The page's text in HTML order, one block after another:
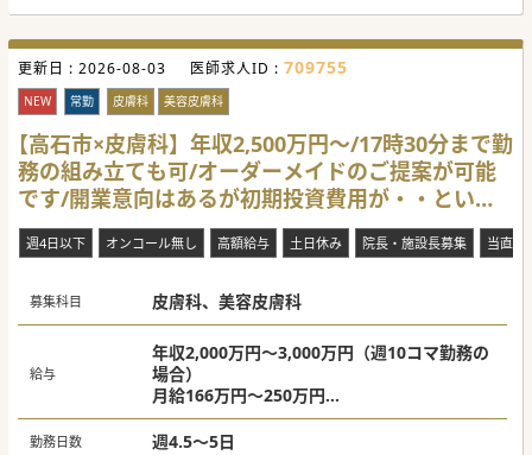
【職場環境と雰囲気】
■法人の代表者が「まずはお会いしてみたい」と積極的に面
談に同席されますので、「一度話を聞いてみたい」という先
生も気軽にお問い合わせください。
■「新たなチャレンジをしてみたい」「バリバリ働いて稼ぎ
たい」「メスを置いて外来でのご勤務をお考え」等、先生が
実現させたい働き方をお聞かせください。
■人々の暮らしの中に医療モールを設計することをコンセプ
トにされており、近隣にはスーパーや商業施設もございます
ので、昼食や勤務後のお買い物にも便利な立地です。マイカ
ー通勤も可能です。
【やりがい】
■人事業務や労務管理、経理や総務、プロモーション等の業
■先生1人ひとりに合わせ、オーダーメイドのプランを提案
することを得意とされておりますので、先生が実現させたい
（本求人に記載されている内容はあくまでも目安の情報で
す）
■院内レイアウトや導入設備、スタッフの手配等、先生のご
意向を反映させやすい環境です。先生のご意見を適宜ヒアリ
ングしながら開院準備を進められます。
更新日 : 2026-08-03 医師求人ID : 709755
NEW 常勤 皮膚科 美容皮膚科
【高石市×皮膚科】年収2,500万円～/17時30分まで勤
務の組み立ても可/オーダーメイドのご提案が可能
です/開業意向はあるが初期投資費用が・・という
先生必見！
週4日以下 オンコール無し 高額給与 土日休み 院長・施設長募集 当直な
募集科目 皮膚科、美容皮膚科
給与
年収2,000万円～3,000万円（週10コマ勤務の
場合）
月給166万円～250万円
※ご経験やお人柄、働き方等により決定
勤務日数 週4.5～5日